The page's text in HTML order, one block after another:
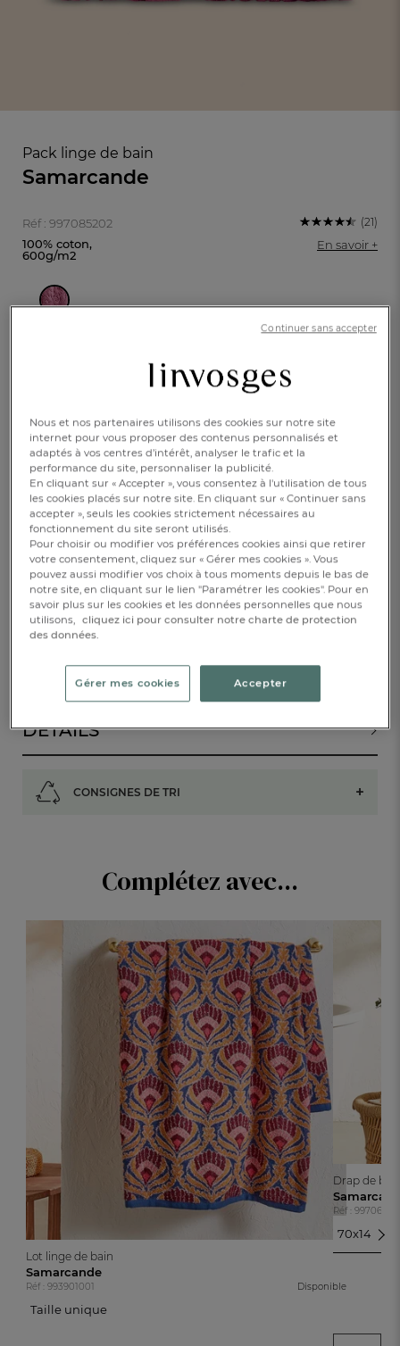
FR DE
AT
Pack linge de bain
Samarcande
Réf : 997085202
100% coton,
600g/m2
(21)
En savoir +
Drap de bain + serviette + 2 gants
Taille unique
Disponible
1 AJOUTER AU PANIER
RÉSERVER EN BOUTIQUE
DESCRIPTION
DÉTAILS
CONSIGNES DE TRI
Complétez avec...
Lot linge de bain
Samarcande
Réf : 993901001 Disponible
Taille unique
Drap de
Réf :
70x140cm
Nous et nos partenaires utilisons des cookies sur notre site
internet pour vous proposer des contenus personnalisés et
adaptés à vos centres d’intérêt, analyser le trafic et la
performance du site, personnaliser la publicité.
En cliquant sur « Accepter », vous consentez à l'utilisation de tous
les cookies placés sur notre site. En cliquant sur « Continuer sans
accepter », seuls les cookies strictement nécessaires au
fonctionnement du site seront utilisés.
Pour choisir ou modifier vos préférences cookies ainsi que retirer
votre consentement, cliquez sur « Gérer mes cookies ». Vous
pouvez aussi modifier vos choix à tous moments depuis le bas de
notre site, en cliquant sur le lien "Paramétrer les cookies". Pour en
savoir plus sur les cookies et les données personnelles que nous
utilisons, cliquez ici pour consulter notre charte de protection
des données.
Gérer mes cookies Accepter
Continuer sans accepter